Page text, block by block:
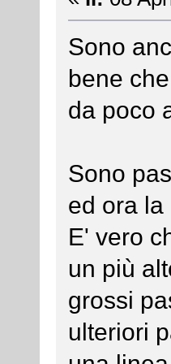
Sono
bene
da poco
Sono
ed ora
E' vero
un più
grossi
ulteriori